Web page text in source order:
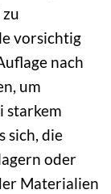
vorsichtig
nach
um
starkem
sich, die
oder
Materialien